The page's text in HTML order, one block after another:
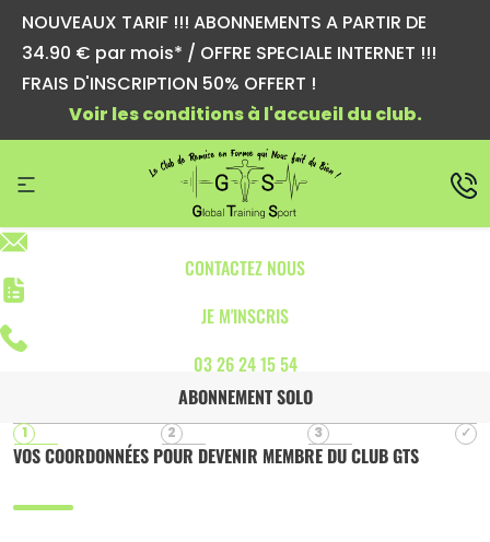
NOUVEAUX TARIF !!! ABONNEMENTS A PARTIR DE
34.90 € par mois* / OFFRE SPECIALE INTERNET !!!
FRAIS D'INSCRIPTION 50% OFFERT !
Voir les conditions à l'accueil du club.
CONTACTEZ NOUS
JE M'INSCRIS
03 26 24 15 54
ABONNEMENT SOLO
VOS COORDONNÉES POUR DEVENIR MEMBRE DU CLUB GTS